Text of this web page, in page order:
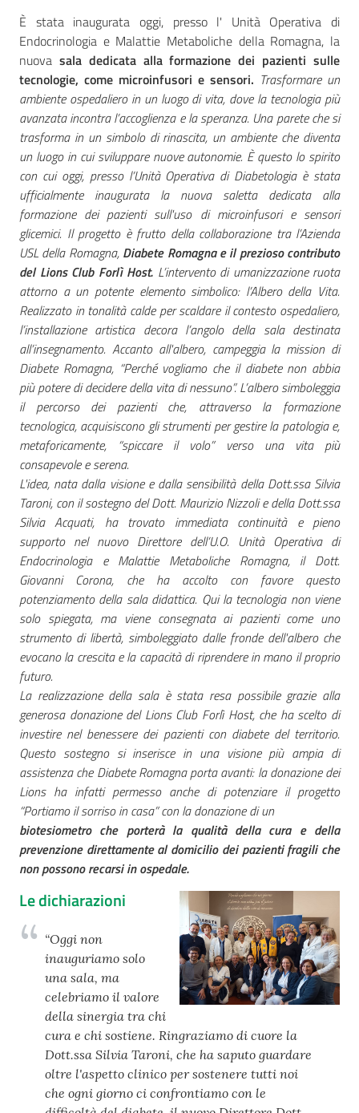
e
Concorsi
Seguici
su
È stata inaugurata oggi, presso l' Unità Operativa di
Endocrinologia e Malattie Metaboliche della Romagna, la
nuova sala dedicata alla formazione dei pazienti sulle
tecnologie, come microinfusori e sensori. Trasformare un
ambiente ospedaliero in un luogo di vita, dove la tecnologia più
avanzata incontra l’accoglienza e la speranza. Una parete che si
trasforma in un simbolo di rinascita, un ambiente che diventa
un luogo in cui sviluppare nuove autonomie. È questo lo spirito
con cui oggi, presso l’Unità Operativa di Diabetologia è stata
ufficialmente inaugurata la nuova saletta dedicata alla
formazione dei pazienti sull'uso di microinfusori e sensori
glicemici. Il progetto è frutto della collaborazione tra l’Azienda
USL della Romagna, Diabete Romagna e il prezioso contributo
del Lions Club Forlì Host. L’intervento di umanizzazione ruota
attorno a un potente elemento simbolico: l’Albero della Vita.
Realizzato in tonalità calde per scaldare il contesto ospedaliero,
l’installazione artistica decora l’angolo della sala destinata
all’insegnamento. Accanto all'albero, campeggia la mission di
Diabete Romagna, “Perché vogliamo che il diabete non abbia
più potere di decidere della vita di nessuno”. L’albero simboleggia
il percorso dei pazienti che, attraverso la formazione
tecnologica, acquisiscono gli strumenti per gestire la patologia e,
metaforicamente, “spiccare il volo” verso una vita più
consapevole e serena.
L'idea, nata dalla visione e dalla sensibilità della Dott.ssa Silvia
Taroni, con il sostegno del Dott. Maurizio Nizzoli e della Dott.ssa
Silvia Acquati, ha trovato immediata continuità e pieno
supporto nel nuovo Direttore dell’U.O. Unità Operativa di
Endocrinologia e Malattie Metaboliche Romagna, il Dott.
Giovanni Corona, che ha accolto con favore questo
potenziamento della sala didattica. Qui la tecnologia non viene
solo spiegata, ma viene consegnata ai pazienti come uno
strumento di libertà, simboleggiato dalle fronde dell'albero che
evocano la crescita e la capacità di riprendere in mano il proprio
futuro.
La realizzazione della sala è stata resa possibile grazie alla
generosa donazione del Lions Club Forlì Host, che ha scelto di
investire nel benessere dei pazienti con diabete del territorio.
Questo sostegno si inserisce in una visione più ampia di
assistenza che Diabete Romagna porta avanti: la donazione dei
Lions ha infatti permesso anche di potenziare il progetto
“Portiamo il sorriso in casa” con la donazione di un
biotesiometro che porterà la qualità della cura e della
prevenzione direttamente al domicilio dei pazienti fragili che
non possono recarsi in ospedale.
Le dichiarazioni
“Oggi non
inauguriamo solo
una sala, ma
celebriamo il valore
della sinergia tra chi
cura e chi sostiene. Ringraziamo di cuore la
Dott.ssa Silvia Taroni, che ha saputo guardare
oltre l'aspetto clinico per sostenere tutti noi
che ogni giorno ci confrontiamo con le